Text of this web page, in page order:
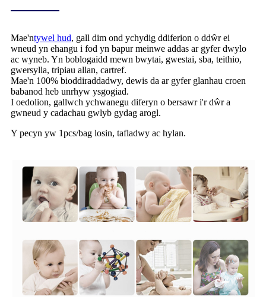
Mae'ntywel hud, gall dim ond ychydig ddiferion o ddŵr ei
wneud yn ehangu i fod yn bapur meinwe addas ar gyfer dwylo
ac wyneb. Yn boblogaidd mewn bwytai, gwestai, sba, teithio,
gwersylla, tripiau allan, cartref.
Mae'n 100% bioddiraddadwy, dewis da ar gyfer glanhau croen
babanod heb unrhyw ysgogiad.
I oedolion, gallwch ychwanegu diferyn o bersawr i'r dŵr a
gwneud y cadachau gwlyb gydag arogl.
Y pecyn yw 1pcs/bag losin, tafladwy ac hylan.